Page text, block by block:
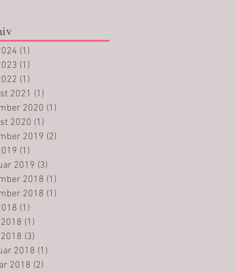
(1)
(1)
(1)
2021 (1)
2020 (1)
2020 (1)
2019 (2)
(1)
2019 (3)
2018 (1)
2018 (1)
(1)
(1)
(3)
2018 (1)
2018 (2)